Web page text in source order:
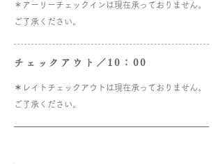
＊アーリーチェックインは現在承っておりません。
ご了承ください。
​チェックアウト／10：00
​ ＊レイトチェックアウトは現在承っておりません。
ご了承ください。